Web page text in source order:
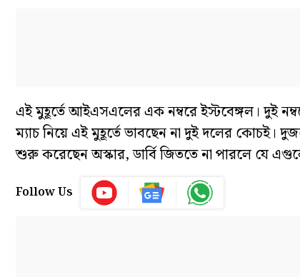
এই মুহূর্তে আইএসএলের এক নম্বরে ইস্টবেঙ্গল। দুই
ম্যাচ নিয়ে এই মুহূর্তে ভাবছেন না দুই দলের কোচই।
শুরু করেছেন অস্কার, ডার্বি জিততে না পারলে যে
Follow Us